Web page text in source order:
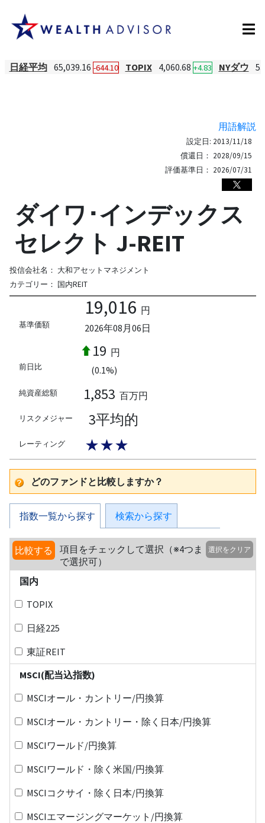
日経平均 65,039.16 -644.10 TOPIX 4,060.68 +4.83 NYダウ
用語解説
設定日: 2013/11/18
償還日： 2028/09/15
評価基準日： 2026/07/31
ダイワ･インデックス
セレクト J-REIT
投信会社名： 大和アセットマネジメント
カテゴリー： 国内REIT
基準価額
19,016 円
2026年08月06日
前日比
19 円
(0.1%)
純資産総額 1,853 百万円
リスクメジャー 3平均的
レーティング ★★★
どのファンドと比較しますか？
指数一覧から探す 検索から探す
比較する
項目をチェックして選択（※4つま
で選択可）
選択をクリア
国内
TOPIX
日経225
東証REIT
MSCI(配当込指数)
MSCIオール・カントリー/円換算
MSCIオール・カントリー・除く日本/円換算
MSCIワールド/円換算
MSCIワールド・除く米国/円換算
MSCIコクサイ・除く日本/円換算
MSCIエマージングマーケット/円換算